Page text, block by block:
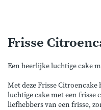
Frisse
Een heerlijke luchtige cake
Met deze Frisse Citroencake
luchtige cake met een
liefhebbers van een frisse,